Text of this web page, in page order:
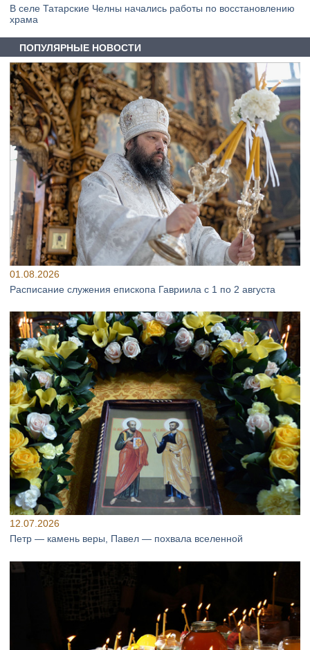
В селе Татарские Челны начались работы по восстановлению
храма
ПОПУЛЯРНЫЕ НОВОСТИ
01.08.2026
Расписание служения епископа Гавриила с 1 по 2 августа
12.07.2026
Петр — камень веры, Павел — похвала вселенной